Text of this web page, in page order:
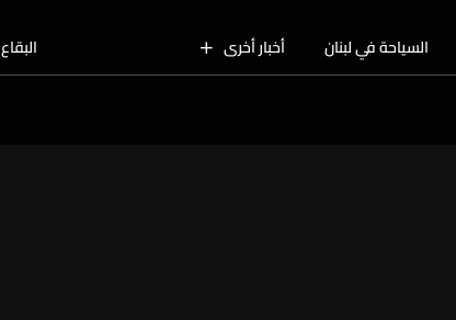
السياحة في لبنان أخبار أخرى البقاع
الجنوب